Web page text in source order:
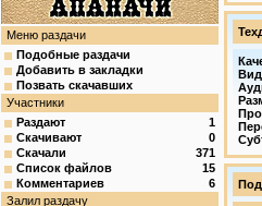
Меню раздачи
Подобные раздачи
Добавить в закладки
Позвать скачавших
Участники
Раздают
1
Скачивают
0
Скачали
371
Список файлов
15
Комментариев
6
Залил раздачу